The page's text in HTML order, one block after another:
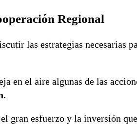
Regional
las estrategias necesarias
en el aire algunas de las
gran esfuerzo y la inversión